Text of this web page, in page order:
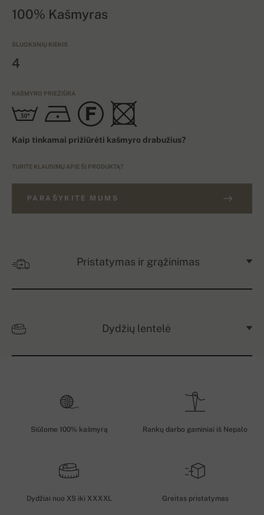
100% Kašmyras
SLUOKSNIŲ KIEKIS
4
KAŠMYRO PRIEŽIŪRA
Kaip tinkamai prižiūrėti kašmyro drabužius?
TURITE KLAUSIMŲ APIE ŠĮ PRODUKTĄ?
PARAŠYKITE MUMS
Pristatymas ir grąžinimas
Dydžių lentelė
Siūlome 100% kašmyrą Rankų darbo gaminiai iš Nepalo
Dydžiai nuo XS iki XXXXL Greitas pristatymas